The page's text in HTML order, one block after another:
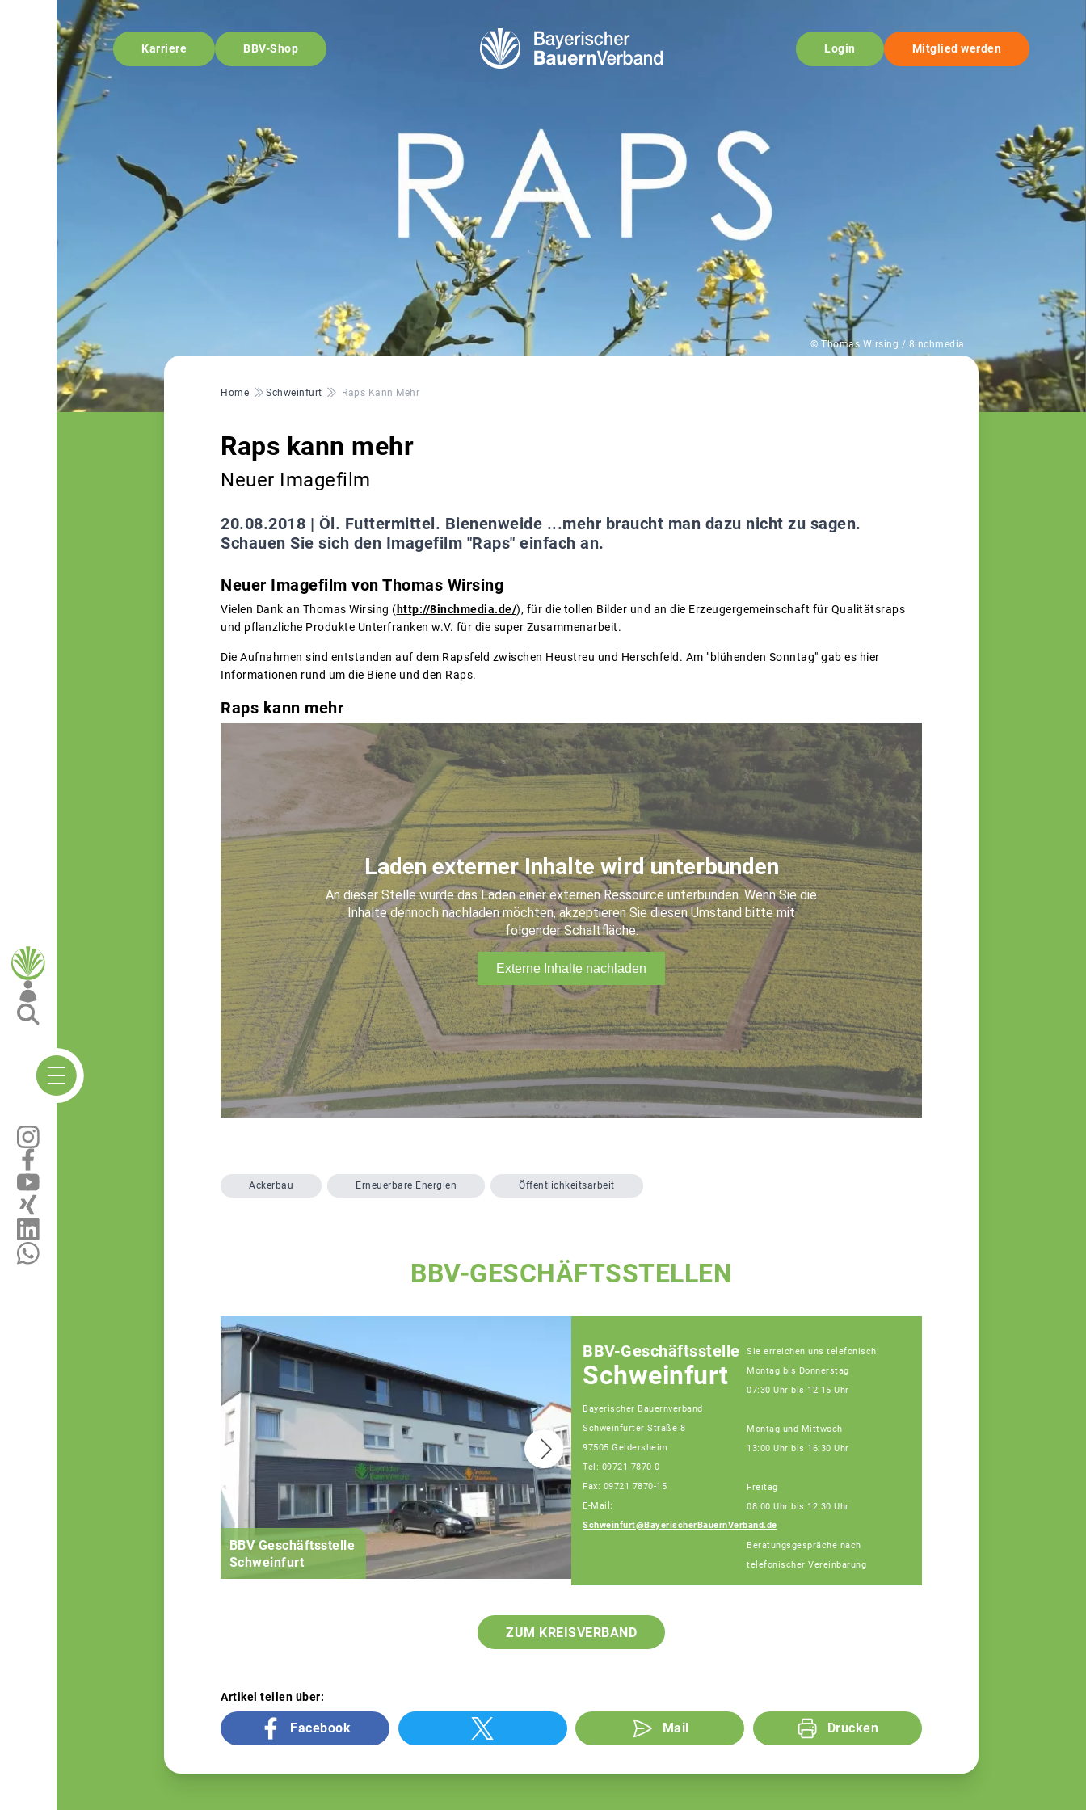
Karriere BBV-Shop Login Mitglied werden
© Thomas Wirsing / 8inchmedia
Pfadnavigation
Home Schweinfurt Raps Kann Mehr
Raps kann mehr
Neuer Imagefilm
20.08.2018 | Öl. Futtermittel. Bienenweide ...mehr braucht man dazu nicht zu sagen.
Schauen Sie sich den Imagefilm "Raps" einfach an.
Neuer Imagefilm von Thomas Wirsing
Vielen Dank an Thomas Wirsing (http://8inchmedia.de/), für die tollen Bilder und an die Erzeugergemeinschaft für Qualitätsraps
und pflanzliche Produkte Unterfranken w.V. für die super Zusammenarbeit.
Die Aufnahmen sind entstanden auf dem Rapsfeld zwischen Heustreu und Herschfeld. Am "blühenden Sonntag" gab es hier
Informationen rund um die Biene und den Raps.
Raps kann mehr
Ackerbau Erneuerbare Energien Öffentlichkeitsarbeit
BBV-GESCHÄFTSSTELLEN
BBV Geschäftsstelle
Schweinfurt
BBV-Geschäftsstelle
Schweinfurt
Bayerischer Bauernverband
Schweinfurter Straße 8
97505 Geldersheim
Tel: 09721 7870-0
Fax: 09721 7870-15
E-Mail:
Schweinfurt@BayerischerBauernVerband.de
Sie erreichen uns telefonisch:
Montag bis Donnerstag
07:30 Uhr bis 12:15 Uhr
Montag und Mittwoch
13:00 Uhr bis 16:30 Uhr
Freitag
08:00 Uhr bis 12:30 Uhr
Beratungsgespräche nach
telefonischer Vereinbarung
ZUM KREISVERBAND
Artikel teilen über:
Facebook Mail Drucken